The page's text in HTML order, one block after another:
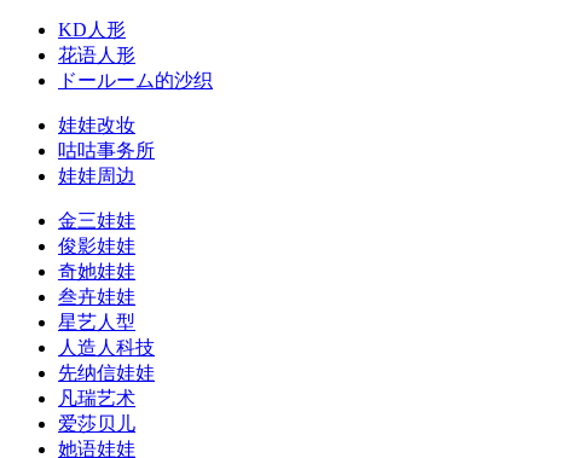
KD人形
花语人形
ドールーム的沙织
娃娃改妆
咕咕事务所
娃娃周边
金三娃娃
俊影娃娃
奇她娃娃
叁卉娃娃
星艺人型
人造人科技
先纳信娃娃
凡瑞艺术
爱莎贝儿
她语娃娃